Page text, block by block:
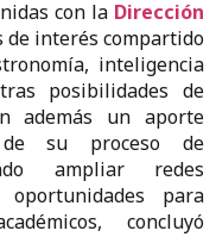
con la Dirección
de interés compartido
inteligencia
posibilidades de
además un aporte
su proceso de
ampliar redes
para
concluyó